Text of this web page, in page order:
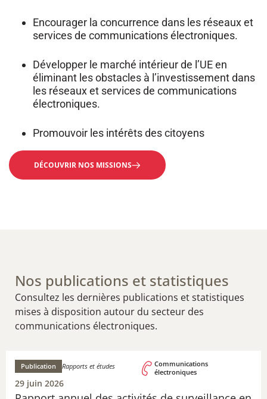
Encourager la concurrence dans les réseaux et
services de communications électroniques.
Développer le marché intérieur de l’UE en
éliminant les obstacles à l’investissement dans
les réseaux et services de communications
électroniques.
Promouvoir les intérêts des citoyens
DÉCOUVRIR NOS MISSIONS
Nos publications et statistiques
Consultez les dernières publications et statistiques
mises à disposition autour du secteur des
communications électroniques.
Publication Rapports et études
Communications
électroniques
29 juin 2026